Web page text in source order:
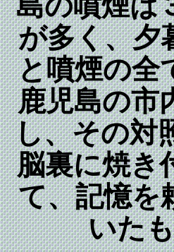
が多く、夕
と噴煙の全
鹿児島の市
し、その対
脳裏に焼き
て、記憶を
いた